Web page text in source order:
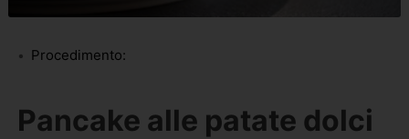
Procedimento:
Pancake alle patate dolci